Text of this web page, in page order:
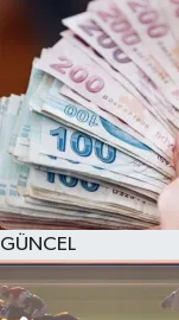
GÜNCEL